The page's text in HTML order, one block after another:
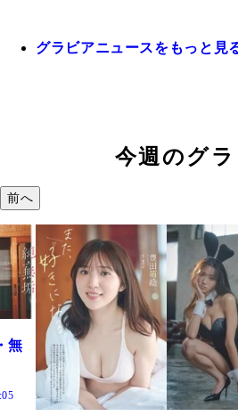
グラビアニュースをもっと見
今週のグ
前へ